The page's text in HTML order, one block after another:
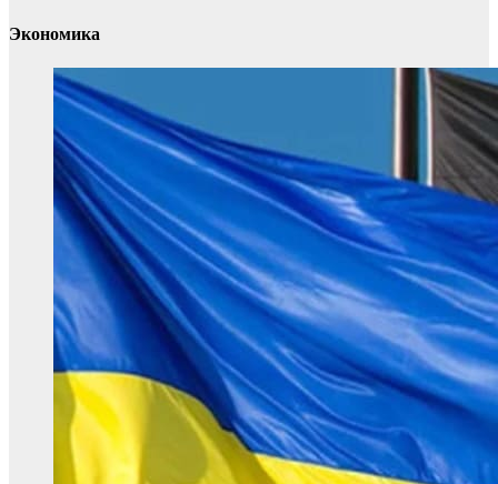
Экономика